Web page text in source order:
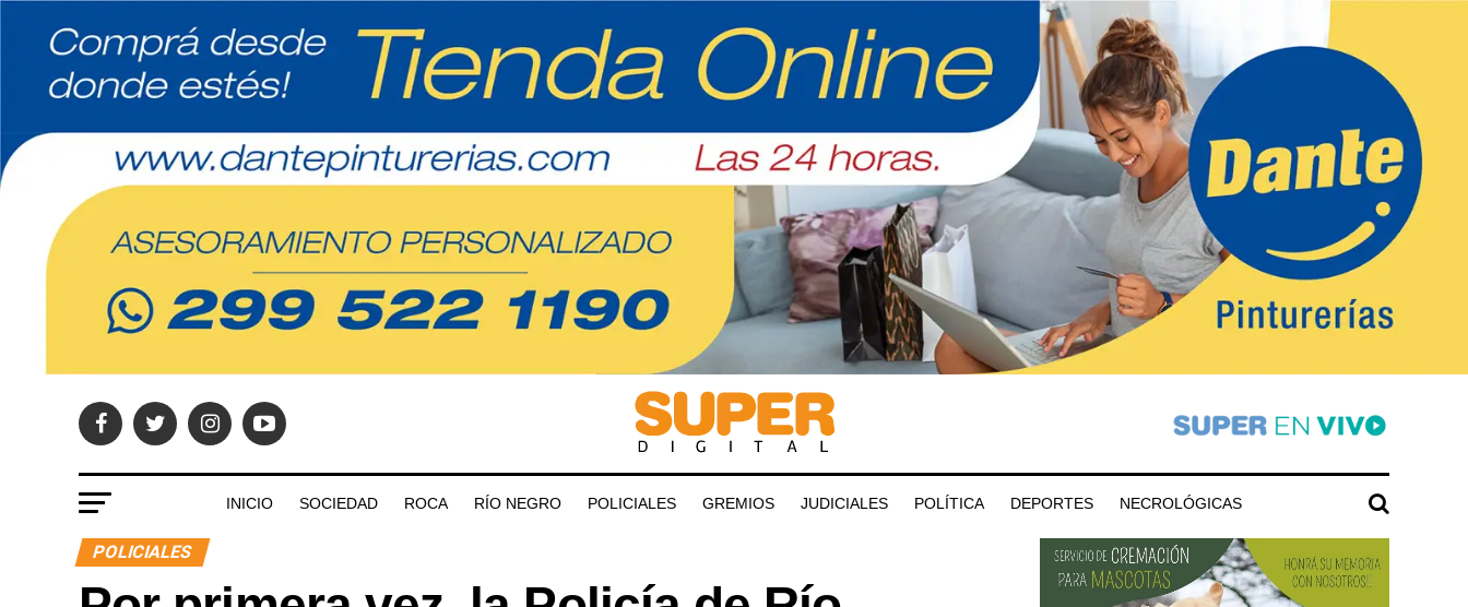
INICIO SOCIEDAD ROCA RÍO NEGRO POLICIALES GREMIOS JUDICIALES POLÍTICA DEPORTES NECROLÓGICAS
POLICIALES